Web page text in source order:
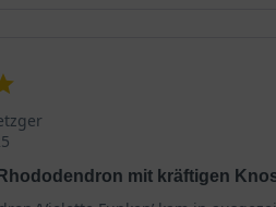
Hybride 'Violette Funken'
zu verwenden.
Düngung im Sommer durchführen,
zu bewässern, um
führen kann.
mit kräftigen